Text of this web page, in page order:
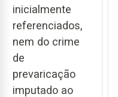
inicialmente
referenciados,
nem do crime
de
prevaricação
imputado ao